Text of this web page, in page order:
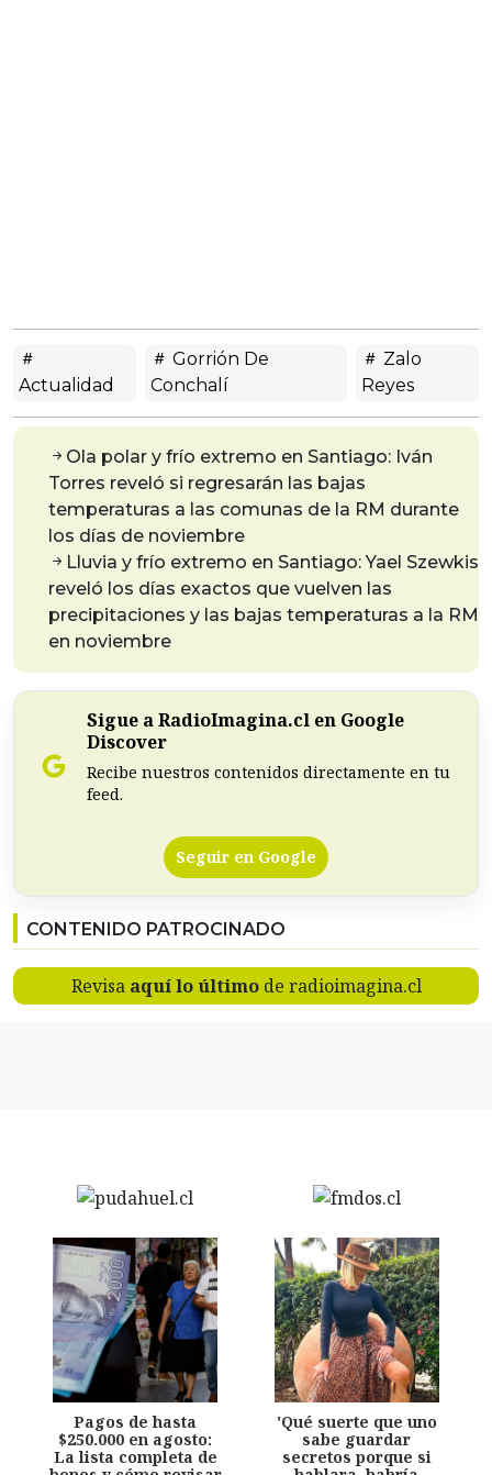
Actualidad
Gorrión De
Conchalí
Zalo
Reyes
Ola polar y frío extremo en Santiago: Iván
Torres reveló si regresarán las bajas
temperaturas a las comunas de la RM durante
los días de noviembre
Lluvia y frío extremo en Santiago: Yael Szewkis
reveló los días exactos que vuelven las
precipitaciones y las bajas temperaturas a la RM
en noviembre
Sigue a RadioImagina.cl en Google
Discover
Recibe nuestros contenidos directamente en tu
feed.
Seguir en Google
CONTENIDO PATROCINADO
Revisa aquí lo últimode radioimagina.cl
Pagos de hasta
$250.000 en agosto:
La lista completa de
'Qué suerte que uno
sabe guardar
secretos porque si